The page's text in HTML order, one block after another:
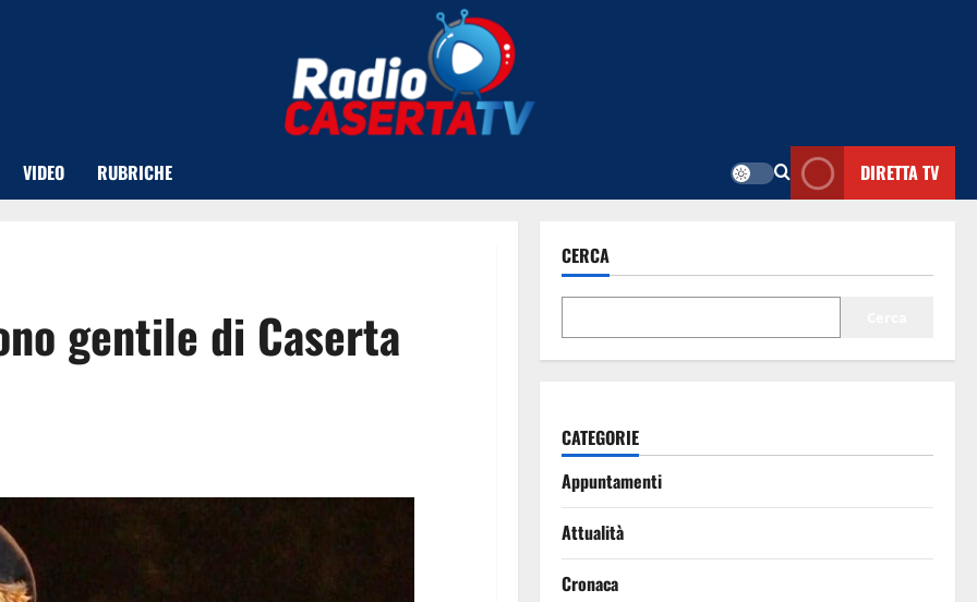
VIDEO RUBRICHE DIRETTA TV
gentile di Caserta
CERCA
CATEGORIE
Appuntamenti
Attualità
Cronaca